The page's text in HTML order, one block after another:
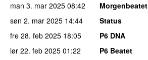
man 3. mar 2025 08:42
Morgenbeatet
søn 2. mar 2025 14:44
Status
fre 28. feb 2025 18:05
P6 DNA
lør 22. feb 2025 01:22
P6 Beatet